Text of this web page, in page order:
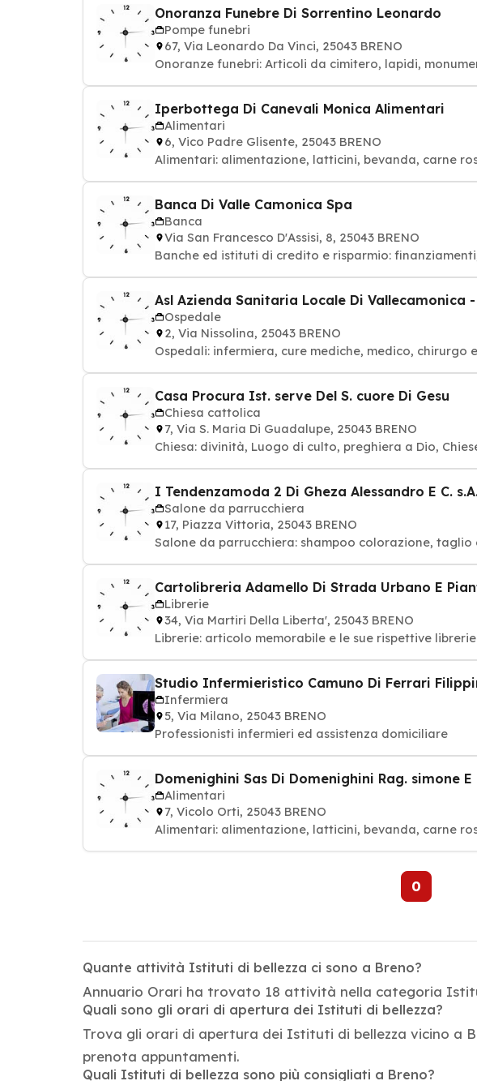
Onoranza Funebre Di Sorrentino Leonardo
Pompe funebri
67, Via Leonardo Da Vinci, 25043 BRENO
Onoranze funebri: Articoli da cimitero, lapidi,
Iperbottega Di Canevali Monica Alimentari
Alimentari
6, Vico Padre Glisente, 25043 BRENO
Alimentari: alimentazione, latticini, bevanda, carne
Banca Di Valle Camonica Spa
Banca
Via San Francesco D'Assisi, 8, 25043 BRENO
Banche ed istituti di credito e risparmio:
Asl Azienda Sanitaria Locale Di Vallecamonica
Ospedale
2, Via Nissolina, 25043 BRENO
Ospedali: infermiera, cure mediche, medico, chirurgo
Casa Procura Ist. serve Del S. cuore Di Gesu
Chiesa cattolica
7, Via S. Maria Di Guadalupe, 25043 BRENO
Chiesa: divinità, Luogo di culto,
I Tendenzamoda 2 Di Gheza Alessandro E C.
Salone da parrucchiera
17, Piazza Vittoria, 25043 BRENO
Salone da parrucchiera: shampoo colorazione,
Cartolibreria Adamello Di Strada Urbano E
Librerie
34, Via Martiri Della Liberta', 25043 BRENO
Librerie: articolo memorabile e le sue rispettive librerie
Studio Infermieristico Camuno Di Ferrari
Infermiera
5, Via Milano, 25043 BRENO
Professionisti infermieri ed assistenza domiciliare
Domenighini Sas Di Domenighini Rag. simone E
Alimentari
7, Vicolo Orti, 25043 BRENO
Alimentari: alimentazione, latticini, bevanda, carne
0
Quante attività Istituti di bellezza ci sono a Breno?
Annuario Orari ha trovato 18 attività nella categoria
Quali sono gli orari di apertura dei Istituti di bellezza?
Trova gli orari di apertura dei Istituti di bellezza vicino a
prenota appuntamenti.
Quali Istituti di bellezza sono più consigliati a Breno?